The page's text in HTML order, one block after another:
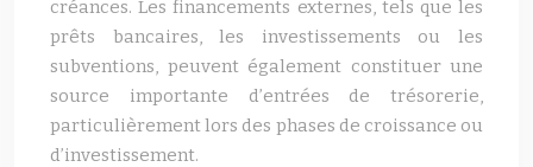
créances. Les financements externes, tels que les
prêts bancaires, les investissements ou les
subventions, peuvent également constituer une
source importante d’entrées de trésorerie,
particulièrement lors des phases de croissance ou
d’investissement.